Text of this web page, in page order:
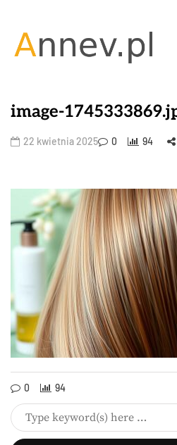
image-
22 kwietnia 2025 0 94
0 94